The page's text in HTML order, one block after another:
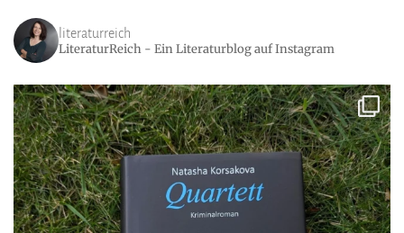
literaturreich
LiteraturReich - Ein Literaturblog auf Instagram